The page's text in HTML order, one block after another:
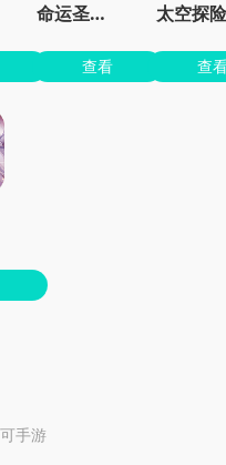
命运圣契0.1折
查看
太空探险
查
手游